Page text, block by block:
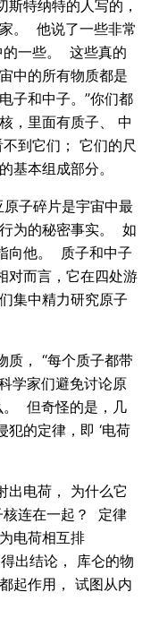
特纳特的人写的，
。 他说了一些非常
一些。 这些真​​的
中的所有物质都是
子和中子。”你们都
，里面有质子、 中
到它们； 它们的尺
基本组成部分。
子碎片是宇宙中最
为的秘密事实。 如
向他。 质子和中子
对而言，它在四处游
集中精力研究原子
质， “每个质子都带
学家们避免讨论原
但奇怪的是，几
犯的定律，即 ‘电荷
出​​电荷， 为什么它
连在一起？ 定律
电荷相互排
出结论， 库仑的物
起作用， 试图从内